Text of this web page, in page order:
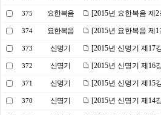
375 요한복음 [2015년 요한복음 제
374 요한복음 [2015년 요한복음 제
373 신명기 [2015년 신명기 제17
372 신명기 [2015년 신명기 제16
371 신명기 [2015년 신명기 제15
370 신명기 [2015년 신명기 제14